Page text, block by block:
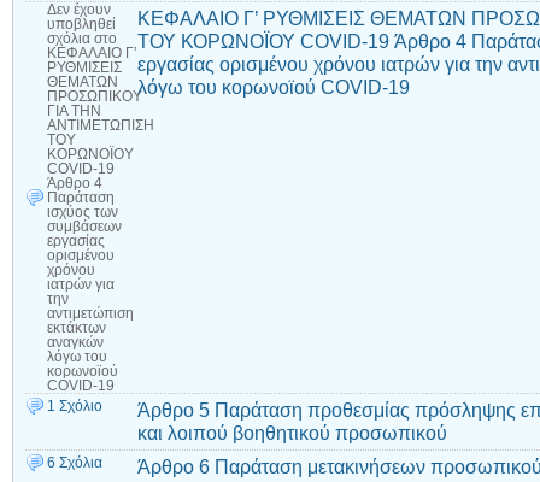
Δεν έχουν
υποβληθεί
σχόλια στο
ΚΕΦΑΛΑΙΟ Γ’
ΡΥΘΜΙΣΕΙΣ
ΘΕΜΑΤΩΝ
ΠΡΟΣΩΠΙΚΟΥ
ΓΙΑ ΤΗΝ
ΑΝΤΙΜΕΤΩΠΙΣΗ
ΤΟΥ
ΚΟΡΩΝΟΪΟΥ
COVID-19
Άρθρο 4
Παράταση
ισχύος των
συμβάσεων
εργασίας
ορισμένου
χρόνου
ιατρών για
την
αντιμετώπιση
εκτάκτων
αναγκών
λόγω του
κορωνοϊού
COVID-19
ΚΕΦΑΛΑΙΟ Γ’ ΡΥΘΜΙΣΕΙΣ ΘΕΜΑΤΩΝ
ΤΟΥ ΚΟΡΩΝΟΪΟΥ COVID-19 Άρθρο 4
εργασίας ορισμένου χρόνου ιατρών για την
λόγω του κορωνοϊού COVID-19
1 Σχόλιο
Άρθρο 5 Παράταση προθεσμίας πρόσληψης
και λοιπού βοηθητικού προσωπικού
6 Σχόλια Άρθρο 6 Παράταση μετακινήσεων